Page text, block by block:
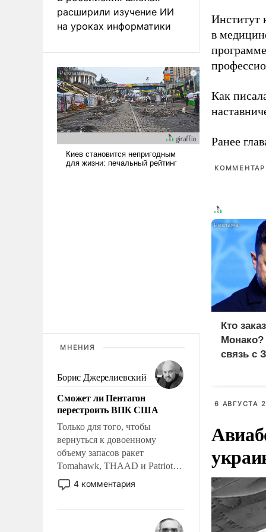
расширили изучение ИИ
на уроках информатики
МНЕНИЯ
Борис Джерелиевский
Сможет ли Пентагон
перестроить ВПК США
Только для того, чтобы
вернуться к довоенному
объему запасов ракет
Tomahawk, THAAD и Patriot
США потребуется более трех
лет. Даже небольшая война с
4 комментария
Институт
в
Как
Ранее
Кто
связь с
6 АВГУСТА